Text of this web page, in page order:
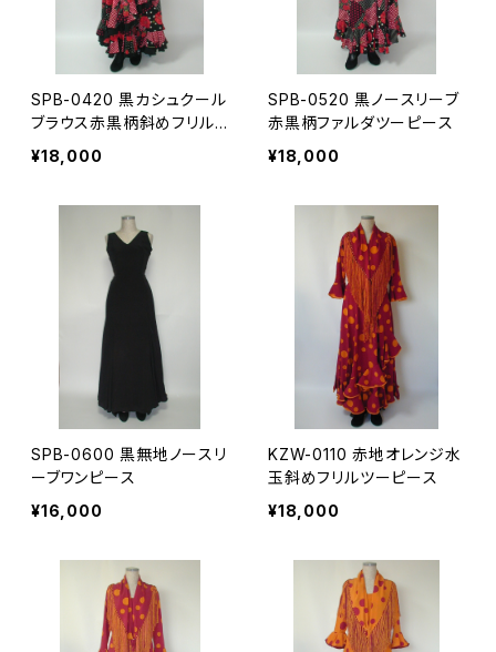
SPB-0420 黒カシュクール
ブラウス赤黒柄斜めフリル
ファルダツーピース
¥18,000
SPB-0520 黒ノースリーブ
赤黒柄ファルダツーピース
¥18,000
SPB-0600 黒無地ノースリ
ーブワンピース
¥16,000
KZW-0110 赤地オレンジ水
玉斜めフリルツーピース
¥18,000